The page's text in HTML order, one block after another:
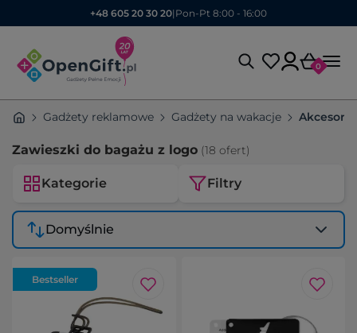
+48 605 20 30 20| Pon-Pt 8:00 - 16:00
0
Gadżety reklamowe Gadżety na wakacje
Zawieszki do bagażu z logo (18 ofert)
Kategorie Filtry
Domyślnie
Bestseller